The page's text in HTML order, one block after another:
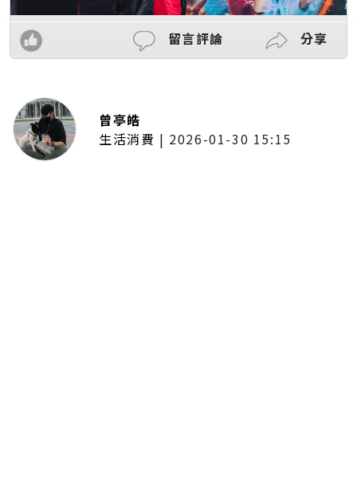
留言評論 分享
曾亭皓
生活消費 | 2026-01-30 15:15